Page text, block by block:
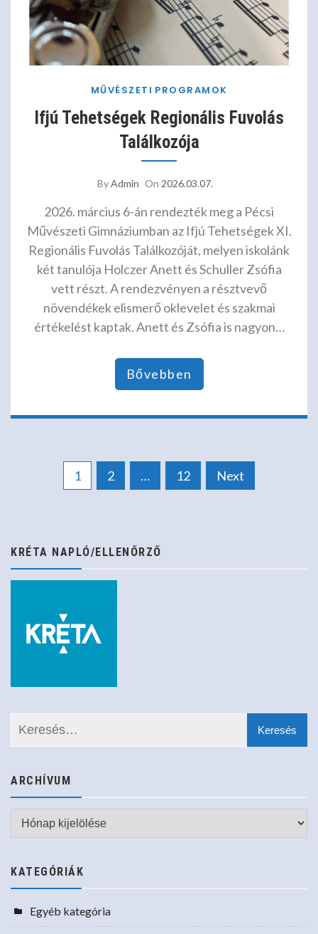
MŰVÉSZETI PROGRAMOK
Ifjú Tehetségek Regionális Fuvolás
Találkozója
ByAdmin On 2026.03.07.
2026. március 6-án rendezték meg a Pécsi
Művészeti Gimnáziumban az Ifjú Tehetségek XI.
Regionális Fuvolás Találkozóját, melyen iskolánk
két tanulója Holczer Anett és Schuller Zsófia
vett részt. A rendezvényen a résztvevő
növendékek elismerő oklevelet és szakmai
értékelést kaptak. Anett és Zsófia is nagyon…
Bővebben
Bejegyzések
1 2 … 12 Next
KRÉTA NAPLÓ/ELLENŐRZŐ
ARCHÍVUM
Archívum
KATEGÓRIÁK
Egyéb kategória